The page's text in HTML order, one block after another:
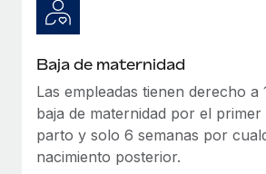
Gestionar las nóminas internamente es
Baja de maternidad
Las empleadas tienen derecho a
baja de maternidad por el primer
parto y solo 6 semanas por
nacimiento posterior.